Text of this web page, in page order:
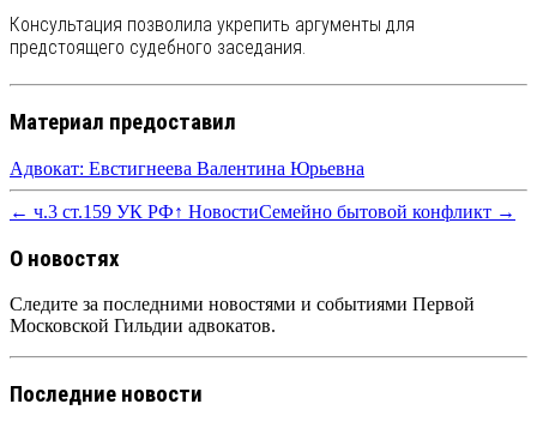
Консультация позволила укрепить аргументы для
предстоящего судебного заседания.
Материал предоставил
Адвокат: Евстигнеева Валентина Юрьевна
← ч.3 ст.159 УК РФ↑ НовостиСемейно бытовой конфликт →
О новостях
Следите за последними новостями и событиями Первой
Московской Гильдии адвокатов.
Последние новости